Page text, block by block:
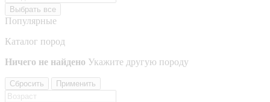
Выбрать все
Популярные
Каталог пород
Ничего не найдено Укажите другую породу
Сбросить Применить